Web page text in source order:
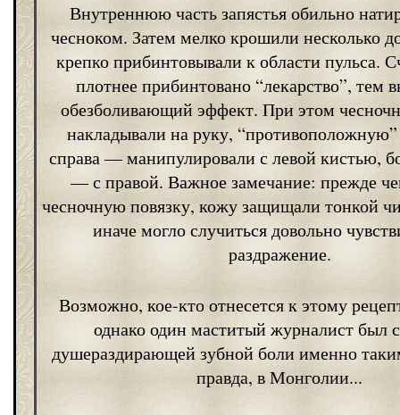
Внутреннюю часть запястья обильно
чесноком. Затем мелко крошили несколько
крепко прибинтовывали к области пульса.
плотнее прибинтовано “лекарство”, тем
обезболивающий эффект. При этом
накладывали на руку,
справа — манипулировали с левой кистью,
— с правой. Важное замечание: прежде
чесночную повязку, кожу защищали тонкой
иначе могло случиться довольно
раздражение.
Возможно, кое-кто отнесется к этому
однако один маститый журналист был
душераздирающей зубной боли именно
правда, в Монголии...